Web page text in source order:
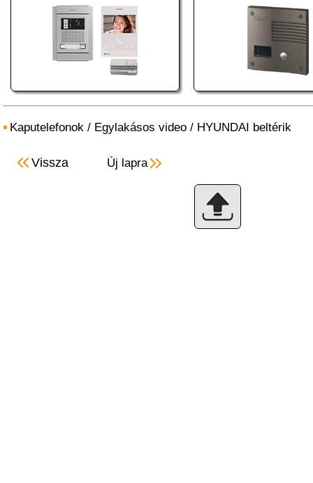
Kaputelefonok / Egylakásos video / HYUNDAI beltérik
Vissza Új lapra